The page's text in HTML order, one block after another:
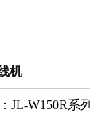
机
JL-W150R系列